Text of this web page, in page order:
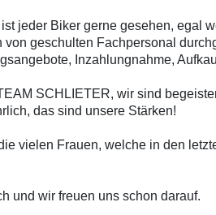
ist jeder Biker gerne gesehen,
geschulten Fachpersonal
Inzahlungnahme,
SCHLIETER, wir sind
das sind unsere Stärken!
vielen Frauen, welche in den
und wir freuen uns schon darauf.